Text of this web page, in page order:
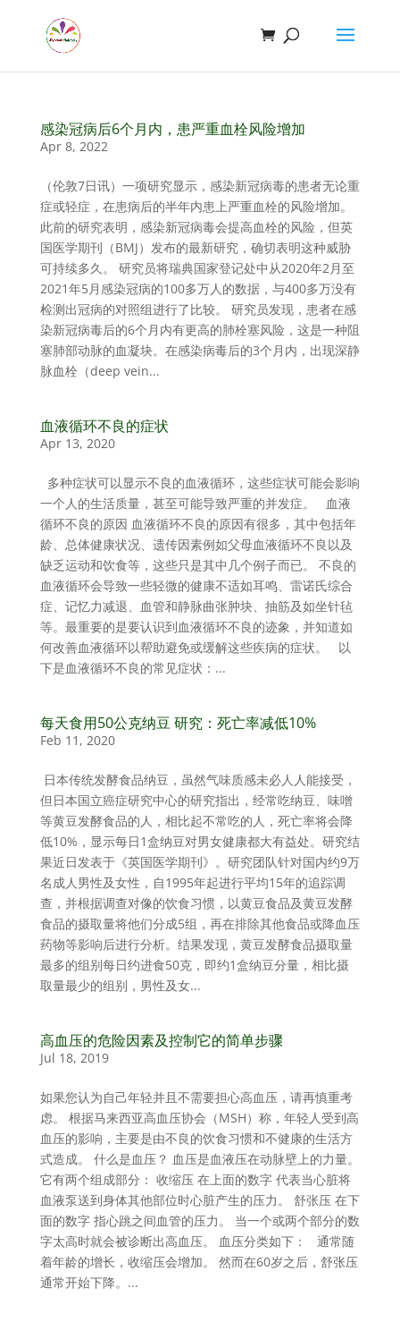
感染冠病后6个月内，患严重血栓风险增加
Apr 8, 2022
（伦敦7日讯）一项研究显示，感染新冠病毒的患者无论重
症或轻症，在患病后的半年内患上严重血栓的风险增加。
此前的研究表明，感染新冠病毒会提高血栓的风险，但英
国医学期刊（BMJ）发布的最新研究，确切表明这种威胁
可持续多久。 研究员将瑞典国家登记处中从2020年2月至
2021年5月感染冠病的100多万人的数据，与400多万没有
检测出冠病的对照组进行了比较。 研究员发现，患者在感
染新冠病毒后的6个月内有更高的肺栓塞风险，这是一种阻
塞肺部动脉的血凝块。在感染病毒后的3个月内，出现深静
脉血栓（deep vein...
血液循环不良的症状
Apr 13, 2020
多种症状可以显示不良的血液循环，这些症状可能会影响
一个人的生活质量，甚至可能导致严重的并发症。 血液
循环不良的原因 血液循环不良的原因有很多，其中包括年
龄、总体健康状况、遗传因素例如父母血液循环不良以及
缺乏运动和饮食等，这些只是其中几个例子而已。 不良的
血液循环会导致一些轻微的健康不适如耳鸣、雷诺氏综合
症、记忆力减退、血管和静脉曲张肿块、抽筋及如坐针毡
等。最重要的是要认识到血液循环不良的迹象，并知道如
何改善血液循环以帮助避免或缓解这些疾病的症状。 以
下是血液循环不良的常见症状：...
每天食用50公克纳豆 研究：死亡率减低10%
Feb 11, 2020
日本传统发酵食品纳豆，虽然气味质感未必人人能接受，
但日本国立癌症研究中心的研究指出，经常吃纳豆、味噌
等黄豆发酵食品的人，相比起不常吃的人，死亡率将会降
低10%，显示每日1盒纳豆对男女健康都大有益处。研究结
果近日发表于《英国医学期刊》。研究团队针对国内约9万
名成人男性及女性，自1995年起进行平均15年的追踪调
查，并根据调查对像的饮食习惯，以黄豆食品及黄豆发酵
食品的摄取量将他们分成5组，再在排除其他食品或降血压
药物等影响后进行分析。结果发现，黄豆发酵食品摄取量
最多的组别每日约进食50克，即约1盒纳豆分量，相比摄
取量最少的组别，男性及女...
高血压的危险因素及控制它的简单步骤
Jul 18, 2019
如果您认为自己年轻并且不需要担心高血压，请再慎重考
虑。 根据马来西亚高血压协会（MSH）称，年轻人受到高
血压的影响，主要是由不良的饮食习惯和不健康的生活方
式造成。 什么是血压？ 血压是血液压在动脉壁上的力量。
它有两个组成部分： 收缩压 在上面的数字 代表当心脏将
血液泵送到身体其他部位时心脏产生的压力。 舒张压 在下
面的数字 指心跳之间血管的压力。 当一个或两个部分的数
字太高时就会被诊断出高血压。 血压分类如下： 通常随
着年龄的增长，收缩压会增加。 然而在60岁之后，舒张压
通常开始下降。...